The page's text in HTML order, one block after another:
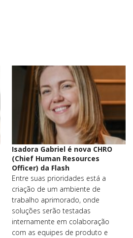
Isadora Gabriel é nova CHRO
(Chief Human Resources
Officer) da Flash
Entre suas prioridades está a
criação de um ambiente de
trabalho aprimorado, onde
soluções serão testadas
internamente em colaboração
com as equipes de produto e